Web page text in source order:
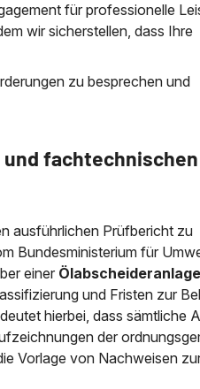
für professionelle
wir sicherstellen, dass Ihre
zu besprechen und
fachtechnischen
ausführlichen Prüfbericht zu
Bundesministerium für
einer
und Fristen zur
hierbei, dass sämtliche
der
Vorlage von Nachweisen